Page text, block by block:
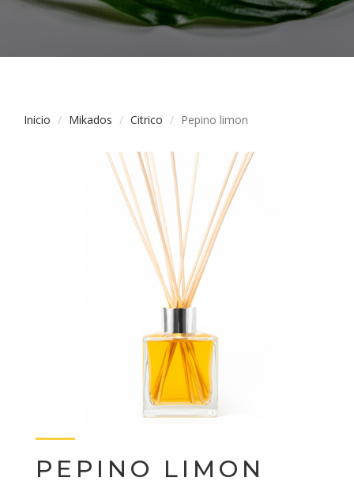
Inicio Mikados Citrico Pepino limon
PEPINO LIMON